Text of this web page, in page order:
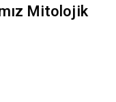
Mitolojik